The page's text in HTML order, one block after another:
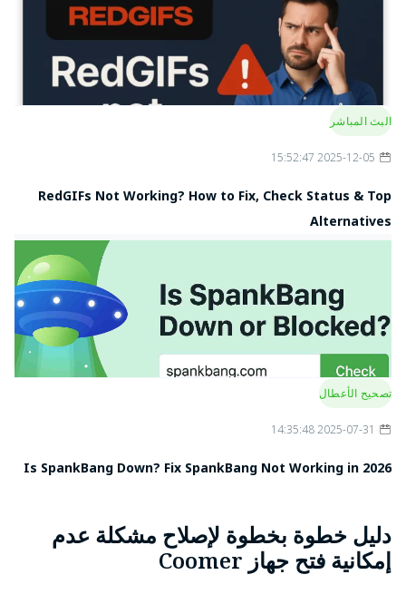
البث المباشر
2025-12-05 15:52:47
RedGIFs Not Working? How to Fix, Check Status & Top
Alternatives
تصحيح الأعطال
2025-07-31 14:35:48
Is SpankBang Down? Fix SpankBang Not Working in 2026
دليل خطوة بخطوة لإصلاح مشكلة عدم
إمكانية فتح جهاز Coomer